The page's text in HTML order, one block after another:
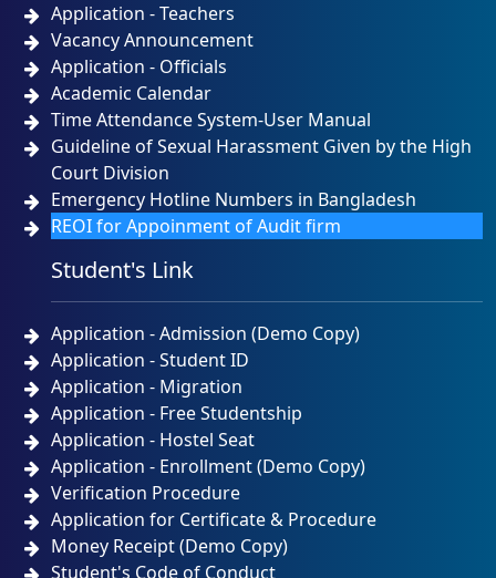
Application - Teachers
Vacancy Announcement
Application - Officials
Academic Calendar
Time Attendance System-User Manual
Guideline of Sexual Harassment Given by the High
Court Division
Emergency Hotline Numbers in Bangladesh
REOI for Appoinment of Audit firm
Student's Link
Application - Admission (Demo Copy)
Application - Student ID
Application - Migration
Application - Free Studentship
Application - Hostel Seat
Application - Enrollment (Demo Copy)
Verification Procedure
Application for Certificate & Procedure
Money Receipt (Demo Copy)
Student's Code of Conduct